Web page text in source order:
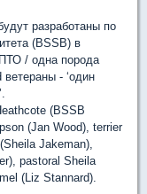
разработаны по
(BSSB) в
/ одна порода
ветераны - ‘один
(BSSB
(Jan Wood), terrier
Jakeman),
pastoral Sheila
(Liz Stannard).